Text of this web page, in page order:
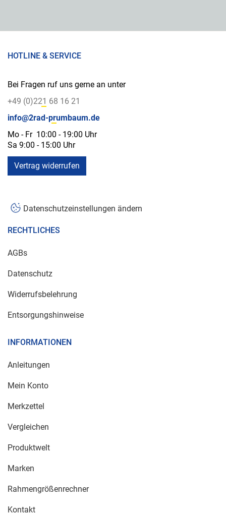
HOTLINE & SERVICE
Bei Fragen ruf uns gerne an unter
+49 (0)221 68 16 21
info@2rad-prumbaum.de
Mo - Fr 10:00 - 19:00 Uhr
Sa 9:00 - 15:00 Uhr
Vertrag widerrufen
Datenschutzeinstellungen ändern
RECHTLICHES
AGBs
Datenschutz
Widerrufsbelehrung
Entsorgungshinweise
INFORMATIONEN
Anleitungen
Mein Konto
Merkzettel
Vergleichen
Produktwelt
Marken
Rahmengrößenrechner
Kontakt